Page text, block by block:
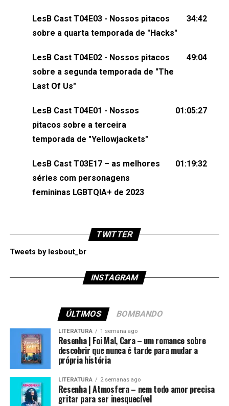
comentários, perguntas ou qualquer outra coisa,
nos envie uma mensagem pelas redes sociais ou
esqueça de visitar nosso site e também redes
sociais:Twitter: ⁠⁠⁠⁠@lesbout_br⁠⁠⁠⁠ Instagram: ⁠⁠⁠⁠@lesbout_br⁠⁠⁠⁠
(⁠⁠⁠⁠⁠⁠@KarolenPassos⁠⁠⁠⁠⁠⁠)Participação de Bruna Fentanes
(⁠⁠⁠⁠@brunarfentanes⁠⁠⁠⁠) e Pollyelly FlorêncioEdição de
Naiady Machado
LesB Cast T04E03 - Nossos pitacos
sobre a quarta temporada de "Hacks"
34:42
LesB Cast T04E02 - Nossos pitacos
sobre a segunda temporada de "The
Last Of Us"
49:04
LesB Cast T04E01 - Nossos
pitacos sobre a terceira
temporada de "Yellowjackets"
01:05:27
LesB Cast T03E17 – as melhores
séries com personagens
femininas LGBTQIA+ de 2023
01:19:32
TWITTER
Tweets by lesbout_br
INSTAGRAM
ÚLTIMOS BOMBANDO
LITERATURA 1 semana ago
Resenha | Foi Mal, Cara – um romance sobre
descobrir que nunca é tarde para mudar a
própria história
LITERATURA 2 semanas ago
Resenha | Atmosfera – nem todo amor precisa
gritar para ser inesquecível